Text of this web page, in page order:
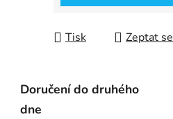
Tisk Zeptat se
Doručení do druhého
dne